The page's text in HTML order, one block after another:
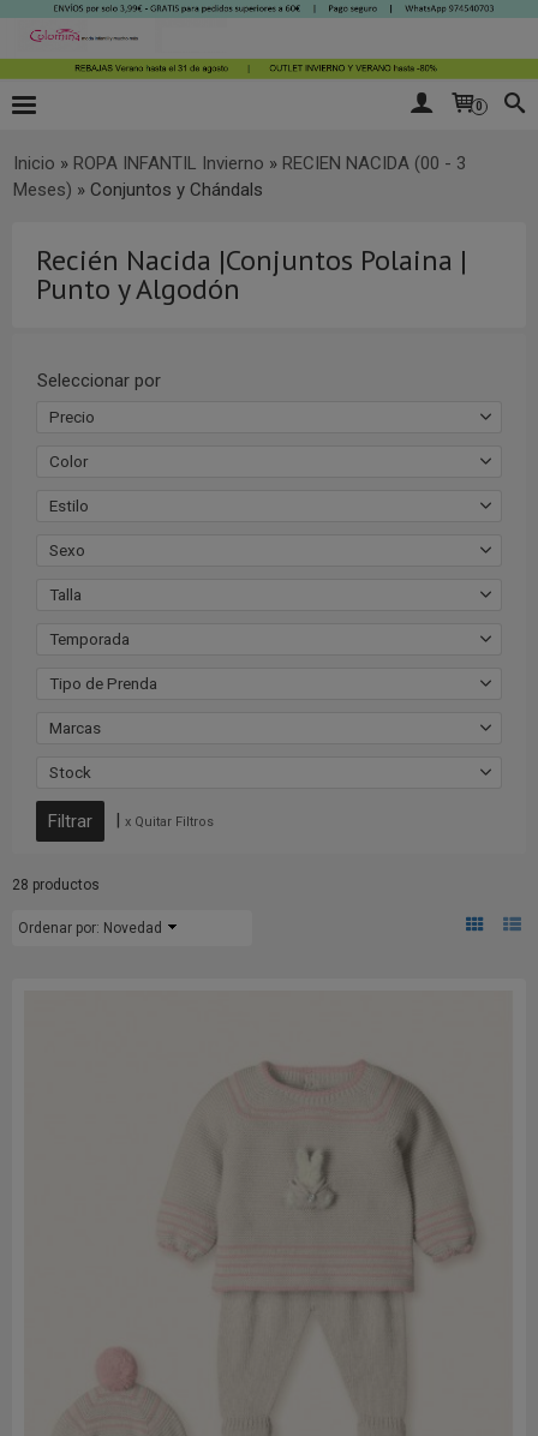
0
Inicio » ROPA INFANTIL Invierno » RECIEN NACIDA (00 - 3
Meses) » Conjuntos y Chándals
Recién Nacida |Conjuntos Polaina |
Punto y Algodón
Seleccionar por
Precio
Color
Estilo
Sexo
Talla
Temporada
Tipo de Prenda
Marcas
Stock
| x Quitar Filtros
28 productos
Ordenar por: Novedad